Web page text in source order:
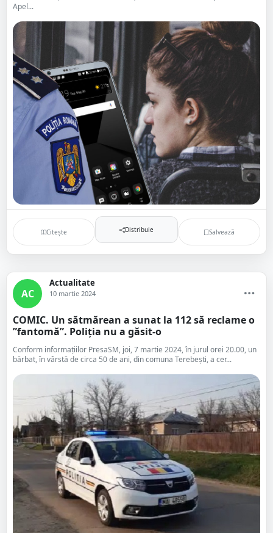
Apel...
Citește Distribuie Salvează
AC
Actualitate
10 martie 2024
COMIC. Un sătmărean a sunat la 112 să reclame o
”fantomă”. Poliția nu a găsit-o
Conform informațiilor PresaSM, joi, 7 martie 2024, în jurul orei 20.00, un
bărbat, în vârstă de circa 50 de ani, din comuna Terebești, a cer...